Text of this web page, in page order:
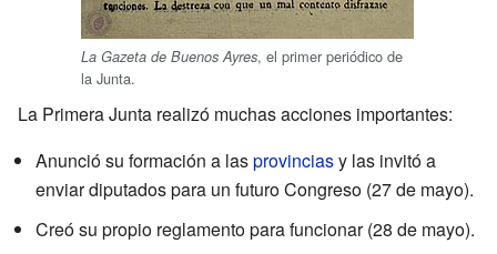
La Gazeta de Buenos Ayres, el primer periódico de
la Junta.
La Primera Junta realizó muchas acciones importantes:
Anunció su formación a lasprovinciasy las invitó a
enviar diputados para un futuro Congreso (27 de mayo).
Creó su propio reglamento para funcionar (28 de mayo).